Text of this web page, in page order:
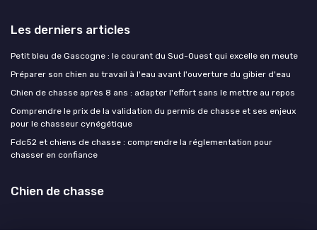
Les derniers articles
Petit bleu de Gascogne : le courant du Sud-Ouest qui excelle en meute
Préparer son chien au travail à l'eau avant l'ouverture du gibier d'eau
Chien de chasse après 8 ans : adapter l'effort sans le mettre au repos
Comprendre le prix de la validation du permis de chasse et ses enjeux
pour le chasseur cynégétique
Fdc52 et chiens de chasse : comprendre la réglementation pour
chasser en confiance
Chien de chasse